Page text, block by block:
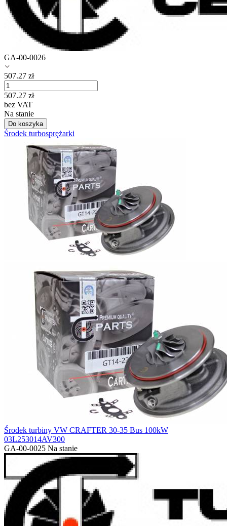
GA-00-0026
507.27 zł
507.27 zł
bez VAT
Na stanie
Do koszyka
Środek turbosprężarki
Środek turbiny VW CRAFTER 30-35 Bus 100kW
03L253014AV300
GA-00-0025 Na stanie